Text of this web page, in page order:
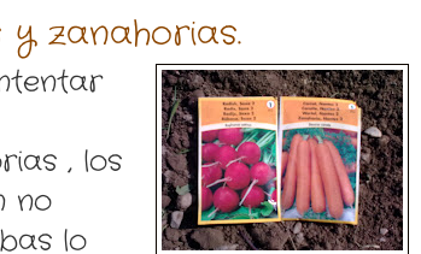
zanahorias.
, los
no
lo